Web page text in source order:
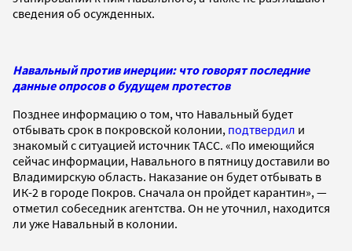
сведения об осужденных.
Навальный против инерции: что говорят последние
данные опросов о будущем протестов
Позднее информацию о том, что Навальный будет
отбывать срок в покровской колонии, подтвердил и
знакомый с ситуацией источник ТАСС. «По имеющийся
сейчас информации, Навального в пятницу доставили во
Владимирскую область. Наказание он будет отбывать в
ИК-2 в городе Покров. Сначала он пройдет карантин», —
отметил собеседник агентства. Он не уточнил, находится
ли уже Навальный в колонии.